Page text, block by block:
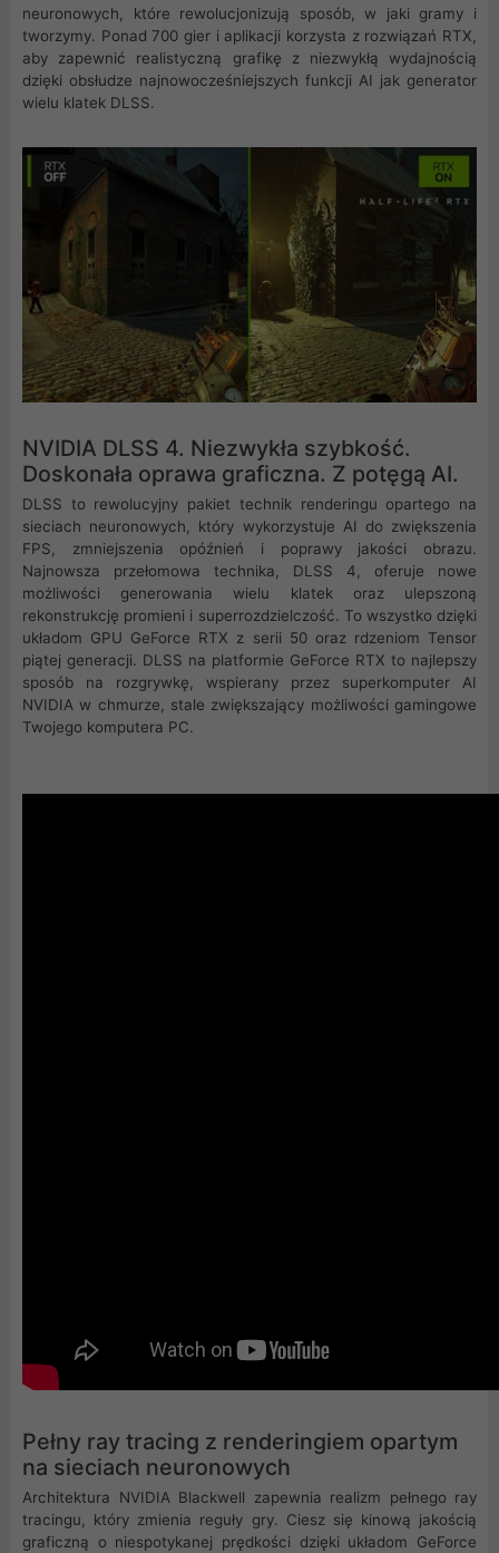
neuronowych, które rewolucjonizują sposób, w jaki gramy i
tworzymy. Ponad 700 gier i aplikacji korzysta z rozwiązań RTX,
aby zapewnić realistyczną grafikę z niezwykłą wydajnością
dzięki obsłudze najnowocześniejszych funkcji AI jak generator
wielu klatek DLSS.
NVIDIA DLSS 4. Niezwykła szybkość.
Doskonała oprawa graficzna. Z potęgą AI.
DLSS to rewolucyjny pakiet technik renderingu opartego na
sieciach neuronowych, który wykorzystuje AI do zwiększenia
FPS, zmniejszenia opóźnień i poprawy jakości obrazu.
‌Najnowsza przełomowa technika, DLSS 4, oferuje nowe
możliwości generowania wielu klatek oraz ulepszoną
rekonstrukcję promieni i superrozdzielczość. To wszystko dzięki
układom GPU GeForce RTX z serii 50 oraz rdzeniom Tensor
piątej generacji. DLSS na platformie GeForce RTX to najlepszy
sposób na rozgrywkę, wspierany przez superkomputer AI
NVIDIA w chmurze, stale zwiększający możliwości gamingowe
Twojego komputera PC.
Pełny ray tracing z renderingiem opartym
na sieciach neuronowych
Architektura NVIDIA Blackwell zapewnia realizm pełnego ray
tracingu, który zmienia reguły gry. Ciesz się kinową jakością
graficzną o niespotykanej prędkości dzięki układom GeForce